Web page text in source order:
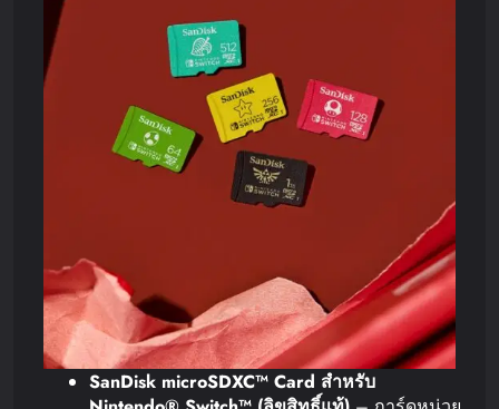
SanDisk microSDXC™ Card สำหรับ